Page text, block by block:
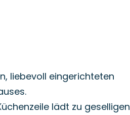
liebevoll eingerichteten
lädt zu geselligen